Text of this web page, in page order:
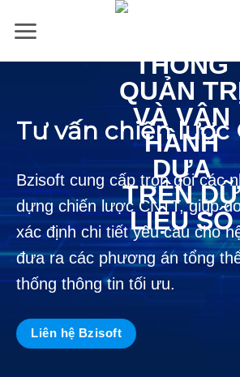
Tư vấn chiến lược
Bzisoft cung cấp trọn gói các
dựng chiến lược CNTT, giúp
xác định chi tiết yêu cầu cho
đưa ra các phương án tổng
thống thông tin tối ưu.
Liên hệ Bzisoft